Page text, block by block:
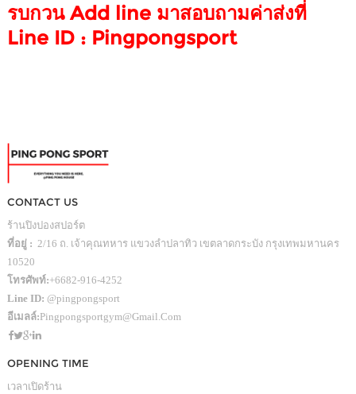
รบกวน Add line มาสอบถามค่าส่งที่
Line ID : Pingpongsport
CONTACT US
ร้านปิงปองสปอร์ต
ที่อยู่ : 2/16 ถ. เจ้าคุณทหาร แขวงลำปลาทิว เขตลาดกระบัง กรุงเทพมหานคร
10520
โทรศัพท์:+6682-916-4252
Line ID: @pingpongsport
อีเมลล์:Pingpongsportgym@gmail.com
OPENING TIME
เวลาเปิดร้าน